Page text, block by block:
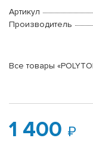
Артикул
Производитель
Все товары
1 400